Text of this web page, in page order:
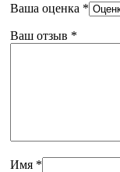
Ваша оценка *
Ваш отзыв *
Имя *